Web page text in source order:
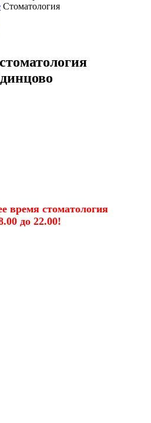
Стоматология
время стоматология
до 22.00!